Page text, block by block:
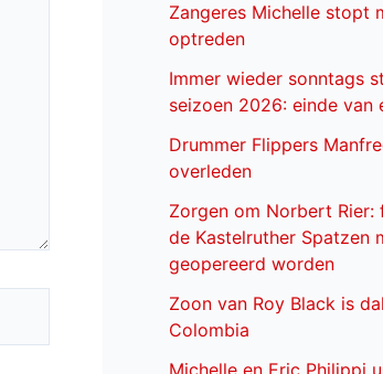
Zangeres Michelle stopt
optreden
Immer wieder sonntags
seizoen 2026: einde van
Drummer Flippers
overleden
Zorgen om Norbert Rier:
de Kastelruther Spatzen
geopereerd worden
Zoon van Roy Black is
Colombia